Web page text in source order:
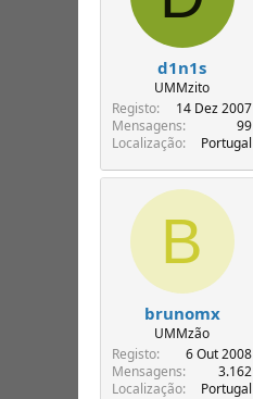
d1n1s
UMMzito
Registo
14 Dez 2007
Mensagens
99
Localização
Portugal
B
brunomx
UMMzão
Registo
6 Out 2008
Mensagens
3.162
Localização
Portugal